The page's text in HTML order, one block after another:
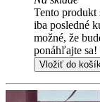
Tento produkt
iba posledné
možné, že
ponáhľajte sa!
Vložiť do